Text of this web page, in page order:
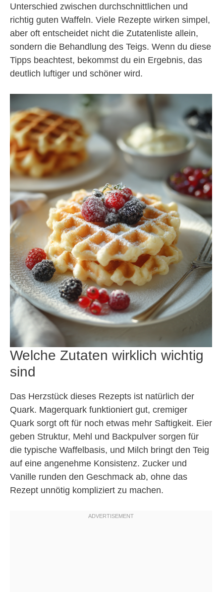
Unterschied zwischen durchschnittlichen und
richtig guten Waffeln. Viele Rezepte wirken simpel,
aber oft entscheidet nicht die Zutatenliste allein,
sondern die Behandlung des Teigs. Wenn du diese
Tipps beachtest, bekommst du ein Ergebnis, das
deutlich luftiger und schöner wird.
Welche Zutaten wirklich wichtig
sind
Das Herzstück dieses Rezepts ist natürlich der
Quark. Magerquark funktioniert gut, cremiger
Quark sorgt oft für noch etwas mehr Saftigkeit. Eier
geben Struktur, Mehl und Backpulver sorgen für
die typische Waffelbasis, und Milch bringt den Teig
auf eine angenehme Konsistenz. Zucker und
Vanille runden den Geschmack ab, ohne das
Rezept unnötig kompliziert zu machen.